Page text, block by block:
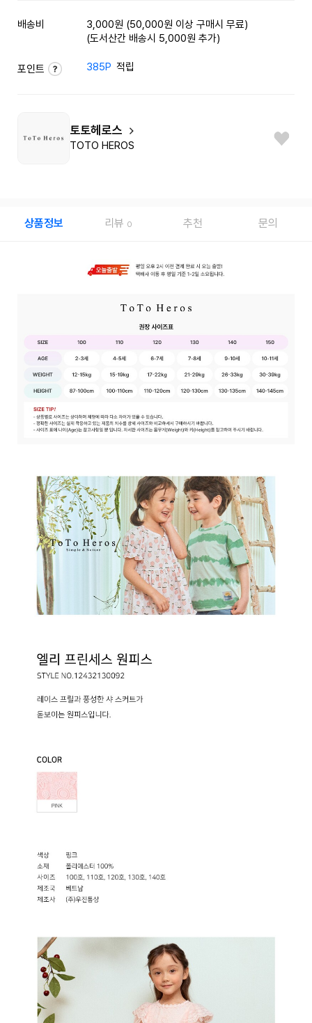
배송비
3,000원 (50,000원 이상 구매시 무료)
(도서산간 배송시 5,000원 추가)
포인트 385P 적립
토토헤로스
TOTO HEROS
상품정보 리뷰 0 추천 문의